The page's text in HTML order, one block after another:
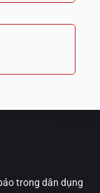
trong dân dụng